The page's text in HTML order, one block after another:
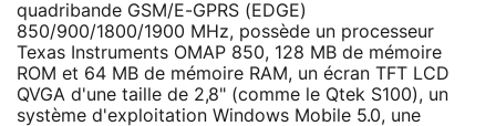
quadribande GSM/E-GPRS (EDGE)
850/900/1800/1900 MHz, possède un processeur
Texas Instruments OMAP 850, 128 MB de mémoire
ROM et 64 MB de mémoire RAM, un écran TFT LCD
QVGA d'une taille de 2,8" (comme le Qtek S100), un
système d'exploitation Windows Mobile 5.0, une